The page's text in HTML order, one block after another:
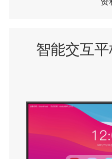
智能交互